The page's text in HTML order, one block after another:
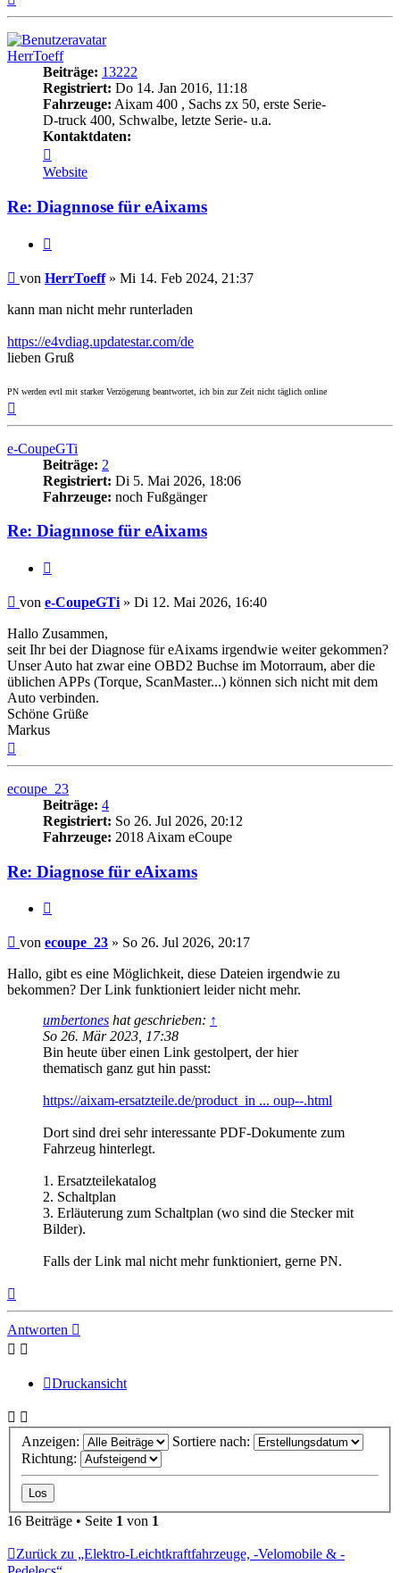
HerrToeff
Beiträge: 13222
Registriert: Do 14. Jan 2016, 11:18
Fahrzeuge: Aixam 400 , Sachs zx 50, erste Serie-
D-truck 400, Schwalbe, letzte Serie- u.a.
Kontaktdaten:
von
HerrToeff
Website
Re: Diagnnose für eAixams
Beitrag
von HerrToeff» Mi 14. Feb 2024, 21:37
kann man nicht mehr runterladen
https://e4vdiag.updatestar.com/de
lieben Gruß
PN werden evtl mit starker Verzögerung beantwortet, ich bin zur Zeit nicht täglich online
e-CoupeGTi
Beiträge: 2
Registriert: Di 5. Mai 2026, 18:06
Fahrzeuge: noch Fußgänger
Re: Diagnnose für eAixams
Beitrag
von e-CoupeGTi » Di 12. Mai 2026, 16:40
Hallo Zusammen,
seit Ihr bei der Diagnose für eAixams irgendwie weiter gekommen?
Unser Auto hat zwar eine OBD2 Buchse im Motorraum, aber die
üblichen APPs (Torque, ScanMaster...) können sich nicht mit dem
Auto verbinden.
Schöne Grüße
Markus
ecoupe_23
Beiträge: 4
Registriert: So 26. Jul 2026, 20:12
Fahrzeuge: 2018 Aixam eCoupe
Re: Diagnose für eAixams
Beitrag
von ecoupe_23 » So 26. Jul 2026, 20:17
Hallo, gibt es eine Möglichkeit, diese Dateien irgendwie zu
bekommen? Der Link funktioniert leider nicht mehr.
umbertones hat geschrieben: ↑
So 26. Mär 2023, 17:38
Bin heute über einen Link gestolpert, der hier
thematisch ganz gut hin passt:
https://aixam-ersatzteile.de/product_in ... oup--.html
Dort sind drei sehr interessante PDF-Dokumente zum
Fahrzeug hinterlegt.
1. Ersatzteilekatalog
2. Schaltplan
3. Erläuterung zum Schaltplan (wo sind die Stecker mit
Bilder).
Falls der Link mal nicht mehr funktioniert, gerne PN.
oben
Antworten
Druckansicht
Anzeigen:
Sortiere nach:
Richtung:
16 Beiträge • Seite 1 von 1
Zurück zu „Elektro-Leichtkraftfahrzeuge, -Velomobile & -